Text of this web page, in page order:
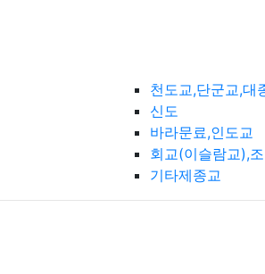
천도교,단군교,대
신도
바라문료,인도교
회교(이슬람교),
기타제종교